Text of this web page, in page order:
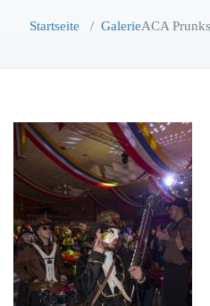
Startseite / GalerieACA